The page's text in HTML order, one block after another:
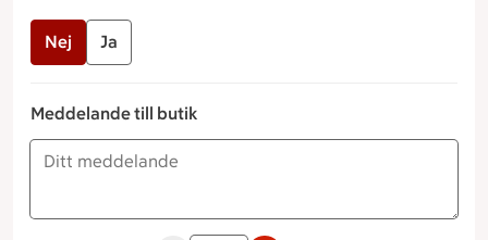
Nej Ja
Meddelande till butik